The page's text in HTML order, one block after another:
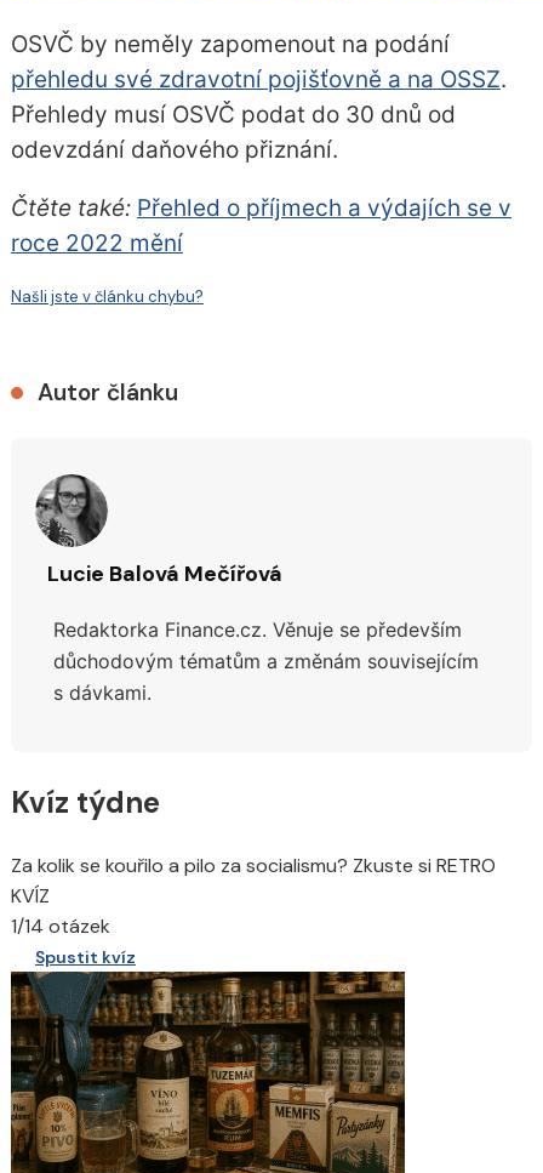
OSVČ by neměly zapomenout na podání
přehledu své zdravotní pojišťovně a na OSSZ.
Přehledy musí OSVČ podat do 30 dnů od
odevzdání daňového přiznání.
Čtěte také: Přehled o příjmech a výdajích se v
roce 2022 mění
Našli jste v článku chybu?
Autor článku
Lucie Balová Mečířová
Redaktorka Finance.cz. Věnuje se především
důchodovým tématům a změnám souvisejícím
s dávkami.
Kvíz týdne
Za kolik se kouřilo a pilo za socialismu? Zkuste si RETRO
KVÍZ
1/14 otázek
Spustit kvíz